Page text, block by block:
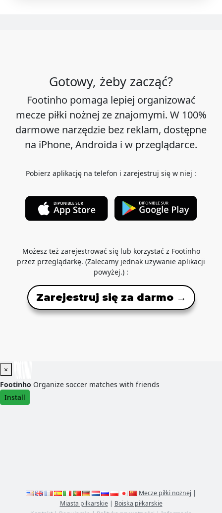
Gotowy, żeby zacząć?
Footinho pomaga lepiej organizować
mecze piłki nożnej ze znajomymi. W 100%
darmowe narzędzie bez reklam, dostępne
na iPhone, Androida i w przeglądarce.
Pobierz aplikację na telefon i zarejestruj się w niej :
Możesz też zarejestrować się lub korzystać z Footinho
przez przeglądarkę. (Zalecamy jednak używanie aplikacji
powyżej.) :
Zarejestruj się za darmo →
×
Footinho Organize soccer matches with friends
Install
Mecze piłki nożnej |
Miasta piłkarskie| Boiska piłkarskie